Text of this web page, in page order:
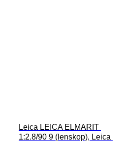
Leica LEICA ELMARIT
1:2.8/90 9 (lenskop), Leica